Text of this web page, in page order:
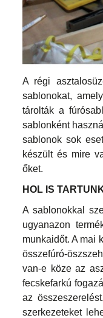
A régi
sablonokat,
tárolták a
sablonként
sablonok sok
készült és mire
őket.
HOL IS
A sablonokkal
ugyanazon
munkaidőt. A mai
összefúró-
van-e köze az
fecskefarkú
az
szerkezeteket